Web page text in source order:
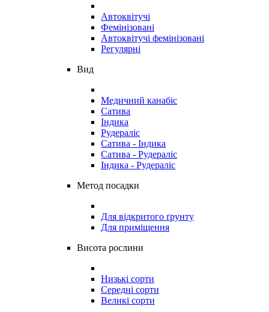
Автоквітучі
Фемінізовані
Автоквітучі фемінізовані
Регулярні
Вид
Медичний канабіс
Сатива
Індика
Рудераліс
Сатива - Індика
Сатива - Рудераліс
Індика - Рудераліс
Метод посадки
Для відкритого ґрунту
Для приміщення
Висота рослини
Низькі сорти
Середні сорти
Великі сорти